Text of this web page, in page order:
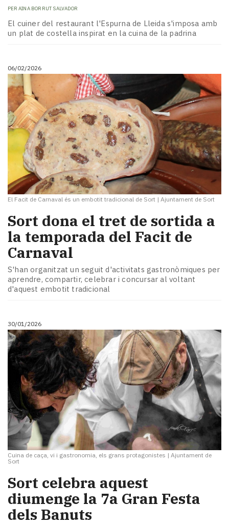
PER AINA BORRUT SALVADOR
El cuiner del restaurant l'Espurna de Lleida s'imposa amb
un plat de costella inspirat en la cuina de la padrina
06/02/2026
El Facit de Carnaval és un embotit tradicional de Sort | Ajuntament de Sort
Sort dona el tret de sortida a
la temporada del Facit de
Carnaval
S'han organitzat un seguit d'activitats gastronòmiques per
aprendre, compartir, celebrar i concursar al voltant
d'aquest embotit tradicional
30/01/2026
Cuina de caça, vi i gastronomia, els grans protagonistes | Ajuntament de
Sort
Sort celebra aquest
diumenge la 7a Gran Festa
dels Banuts